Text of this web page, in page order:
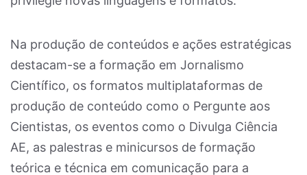
Na produção de conteúdos e ações estratégicas
destacam-se a formação em Jornalismo
Científico, os formatos multiplataformas de
produção de conteúdo como o Pergunte aos
Cientistas, os eventos como o Divulga Ciência
AE, as palestras e minicursos de formação
teórica e técnica em comunicação para a